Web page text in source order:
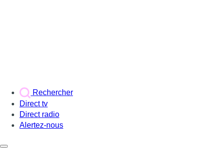
Rechercher
Direct tv
Direct radio
Alertez-nous